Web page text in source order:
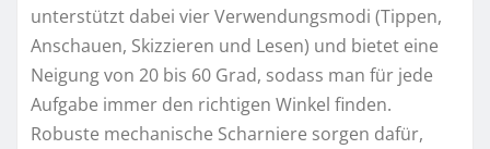
unterstützt dabei vier Verwendungsmodi (Tippen,
Anschauen, Skizzieren und Lesen) und bietet eine
Neigung von 20 bis 60 Grad, sodass man für jede
Aufgabe immer den richtigen Winkel finden.
Robuste mechanische Scharniere sorgen dafür,